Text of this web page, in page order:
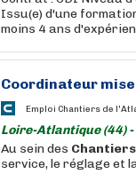
Issu(e) d'une
moins 4 ans
Coordinateur
Emploi Chantiers de
Loire-Atlantique (44) -
Au sein des Chantiers
service, le réglage et